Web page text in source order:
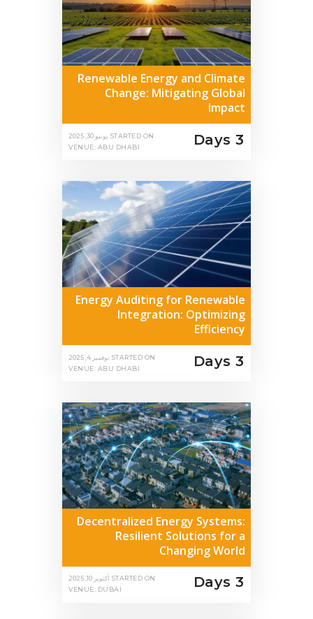
Renewable Energy and Climate
Change: Mitigating Global
Impact
STARTED ON يونيو 30, 2025
VENUE: ABU DHABI
3 Days
Energy Auditing for Renewable
Integration: Optimizing
Efficiency
STARTED ON نوفمبر 4, 2025
VENUE: ABU DHABI
3 Days
Decentralized Energy Systems:
Resilient Solutions for a
Changing World
STARTED ON أكتوبر 10, 2025
VENUE: DUBAI
3 Days